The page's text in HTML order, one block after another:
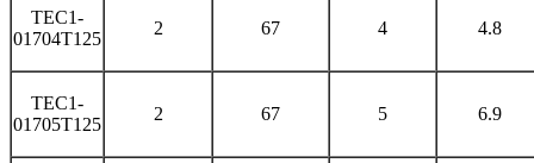
TEC1-
01704T125
2 67 4 4.8
TEC1-
01705T125
2 67 5 6.9